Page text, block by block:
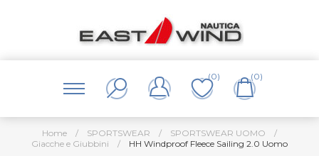
(0) (0)
Home / SPORTSWEAR / SPORTSWEAR UOMO
/
Giacche e Giubbini
/ HH Windproof Fleece Sailing 2.0 Uomo